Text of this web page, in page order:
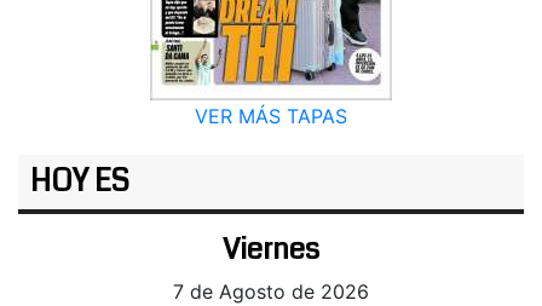
VER MÁS TAPAS
HOY ES
Viernes
7 de Agosto de 2026